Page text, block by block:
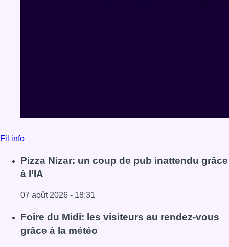
Fil info
Pizza Nizar: un coup de pub inattendu grâce
à l’IA
07 août 2026 - 18:31
Lire l'article Pizza Nizar: un coup de pub inattendu grâce
Foire du Midi: les visiteurs au rendez-vous
grâce à la météo